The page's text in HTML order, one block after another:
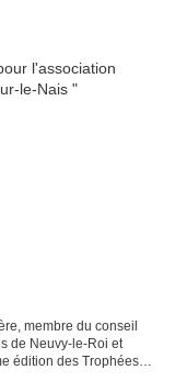
membre du conseil
de Neuvy-le-Roi et
édition des Trophées